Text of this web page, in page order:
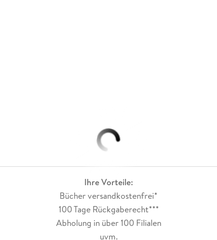
Ihre Vorteile:
Bücher versandkostenfrei*
100 Tage Rückgaberecht***
Abholung in über 100 Filialen
uvm.